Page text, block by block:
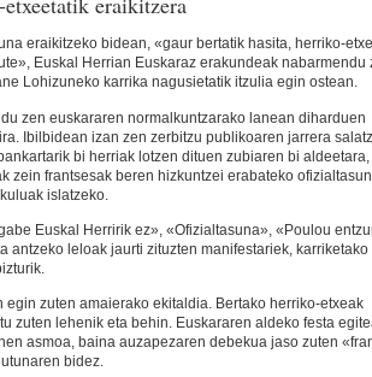
eraikitzeko bidean, «gaur bertatik hasita, herriko-
Euskal Herrian Euskaraz erakundeak nabarmendu
Lohizuneko karrika nagusietatik itzulia egin ostean.
zen euskararen normalkuntzarako lanean diharduen
Ibilbidean izan zen zerbitzu publikoaren jarrera
bi herriak lotzen dituen zubiaren bi aldeetara,
zein frantsesak beren hizkuntzei erabateko
islatzeko.
Euskal Herririk ez», «Ofizialtasuna», «Poulou
antzeko leloak jaurti zituzten manifestariek, karriketako
egin zuten amaierako ekitaldia. Bertako herriko-etxeak
zuten lehenik eta behin. Euskararen aldeko festa
asmoa, baina auzapezaren debekua jaso zuten
bidez.